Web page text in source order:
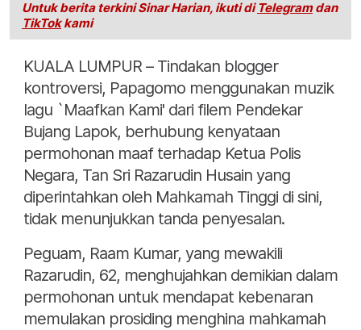
Untuk berita terkini Sinar Harian, ikuti di Telegramdan
TikTokkami
KUALA LUMPUR – Tindakan blogger
kontroversi, Papagomo menggunakan muzik
lagu `Maafkan Kami' dari filem Pendekar
Bujang Lapok, berhubung kenyataan
permohonan maaf terhadap Ketua Polis
Negara, Tan Sri Razarudin Husain yang
diperintahkan oleh Mahkamah Tinggi di sini,
tidak menunjukkan tanda penyesalan.
Peguam, Raam Kumar, yang mewakili
Razarudin, 62, menghujahkan demikian dalam
permohonan untuk mendapat kebenaran
memulakan prosiding menghina mahkamah